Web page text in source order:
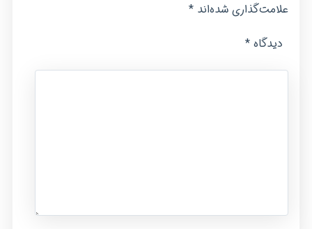
علامت‌گذاری شده‌اند*
دیدگاه *